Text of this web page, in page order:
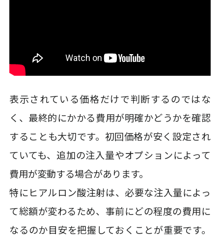
表示されている価格だけで判断するのではな
く、最終的にかかる費用が明確かどうかを確認
することも大切です。初回価格が安く設定され
ていても、追加の注入量やオプションによって
費用が変動する場合があります。
特にヒアルロン酸注射は、必要な注入量によっ
て総額が変わるため、事前にどの程度の費用に
なるのか目安を把握しておくことが重要です。